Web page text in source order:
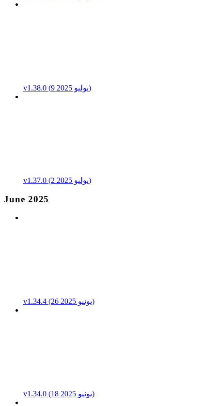
v1.38.0 (9 يوليو 2025)
v1.37.0 (2 يوليو 2025)
June 2025
v1.34.4 (26 يونيو 2025)
v1.34.0 (18 يونيو 2025)